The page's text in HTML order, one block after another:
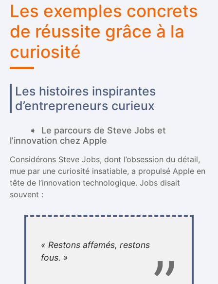
Les exemples concrets
de réussite grâce à la
curiosité
Les histoires inspirantes
d’entrepreneurs curieux
Le parcours de Steve Jobs et
l’innovation chez Apple
Considérons Steve Jobs, dont l’obsession du détail,
mue par une curiosité insatiable, a propulsé Apple en
tête de l’innovation technologique. Jobs disait
souvent :
« Restons affamés, restons
fous. »